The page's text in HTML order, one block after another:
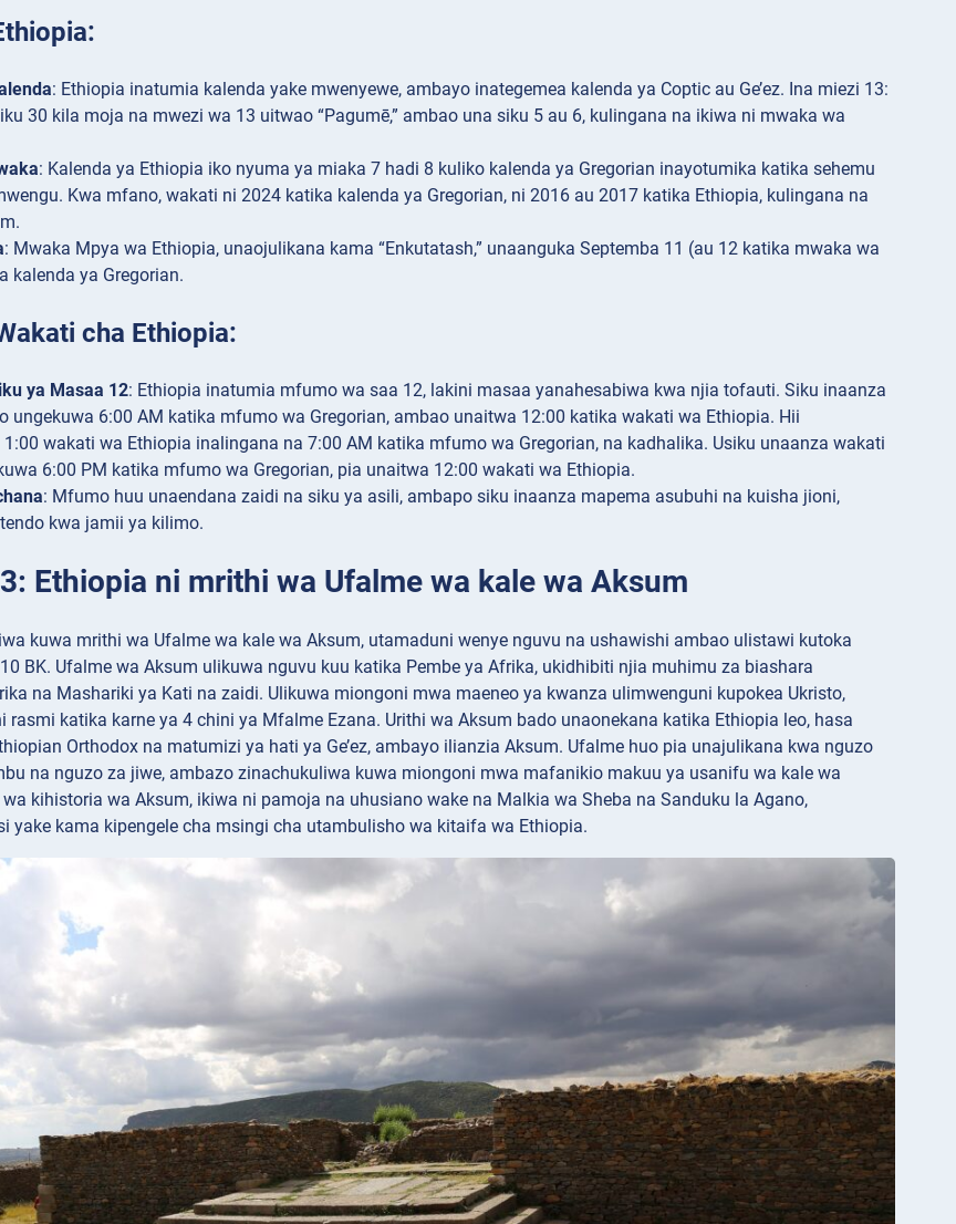
: Ethiopia inatumia kalenda yake mwenyewe, ambayo inategemea kalenda ya Coptic au Ge’ez. Ina miezi 13:
30 kila moja na mwezi wa 13 uitwao “Pagumē,” ambao una siku 5 au 6, kulingana na ikiwa ni mwaka wa
: Kalenda ya Ethiopia iko nyuma ya miaka 7 hadi 8 kuliko kalenda ya Gregorian inayotumika katika sehemu
Kwa mfano, wakati ni 2024 katika kalenda ya Gregorian, ni 2016 au 2017 katika Ethiopia, kulingana na
: Mwaka Mpya wa Ethiopia, unaojulikana kama “Enkutatash,” unaanguka Septemba 11 (au 12 katika mwaka wa
kalenda ya Gregorian.
cha Ethiopia:
ya Masaa 12: Ethiopia inatumia mfumo wa saa 12, lakini masaa yanahesabiwa kwa njia tofauti. Siku inaanza
ungekuwa 6:00 AM katika mfumo wa Gregorian, ambao unaitwa 12:00 katika wakati wa Ethiopia. Hii
wakati wa Ethiopia inalingana na 7:00 AM katika mfumo wa Gregorian, na kadhalika. Usiku unaanza wakati
6:00 PM katika mfumo wa Gregorian, pia unaitwa 12:00 wakati wa Ethiopia.
: Mfumo huu unaendana zaidi na siku ya asili, ambapo siku inaanza mapema asubuhi na kuisha jioni,
kwa jamii ya kilimo.
Ethiopia ni mrithi wa Ufalme wa kale wa Aksum
kuwa mrithi wa Ufalme wa kale wa Aksum, utamaduni wenye nguvu na ushawishi ambao ulistawi kutoka
BK. Ufalme wa Aksum ulikuwa nguvu kuu katika Pembe ya Afrika, ukidhibiti njia muhimu za biashara
na Mashariki ya Kati na zaidi. Ulikuwa miongoni mwa maeneo ya kwanza ulimwenguni kupokea Ukristo,
rasmi katika karne ya 4 chini ya Mfalme Ezana. Urithi wa Aksum bado unaonekana katika Ethiopia leo, hasa
Orthodox na matumizi ya hati ya Ge’ez, ambayo ilianzia Aksum. Ufalme huo pia unajulikana kwa nguzo
na nguzo za jiwe, ambazo zinachukuliwa kuwa miongoni mwa mafanikio makuu ya usanifu wa kale wa
kihistoria wa Aksum, ikiwa ni pamoja na uhusiano wake na Malkia wa Sheba na Sanduku la Agano,
yake kama kipengele cha msingi cha utambulisho wa kitaifa wa Ethiopia.